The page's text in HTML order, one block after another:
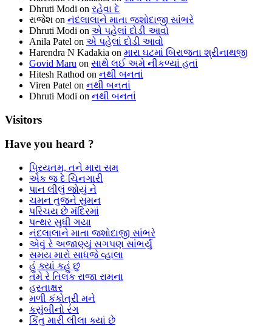
Dhruti Modi on રહેવા દે
રાજેશ on નંદલાલાને માતા જશોદાજી સાંભરે
Dhruti Modi on એ પહેલાં દોડી આવો
Anila Patel on એ પહેલાં દોડી આવો
Harendra N Kadakia on મારા ઘટમાં બિરાજતા શ્રીનાથજી
Govid Maru on સાથે લઈ અમે નીકળ્યાં હતાં
Hitesh Rathod on નથી બનતાં
Viren Patel on નથી બનતાં
Dhruti Modi on નથી બનતાં
Visitors
Have you heard ?
પ્રિયતમ, તને મારા સમ
એક જ દે ચિનગારી
પાન લીલું જોયું ને
ચમન તુજને સુમન
પરિચય છે મંદિરમાં
પત્થર સુધી ગયા
નંદલાલાને માતા જશોદાજી સાંભરે
એવું રે અજાણ્યું સગપણ સાંભર્યું
સમય મારો સાધજે વ્હાલા
હું ક્યાં કહું છું
તમે રે તિલક રાજા રામના
હસ્તાક્ષર
મળી કંકોત્રી મને
કસુંબીનો રંગ
કિંતુ મારી લીલા ક્યાં છે